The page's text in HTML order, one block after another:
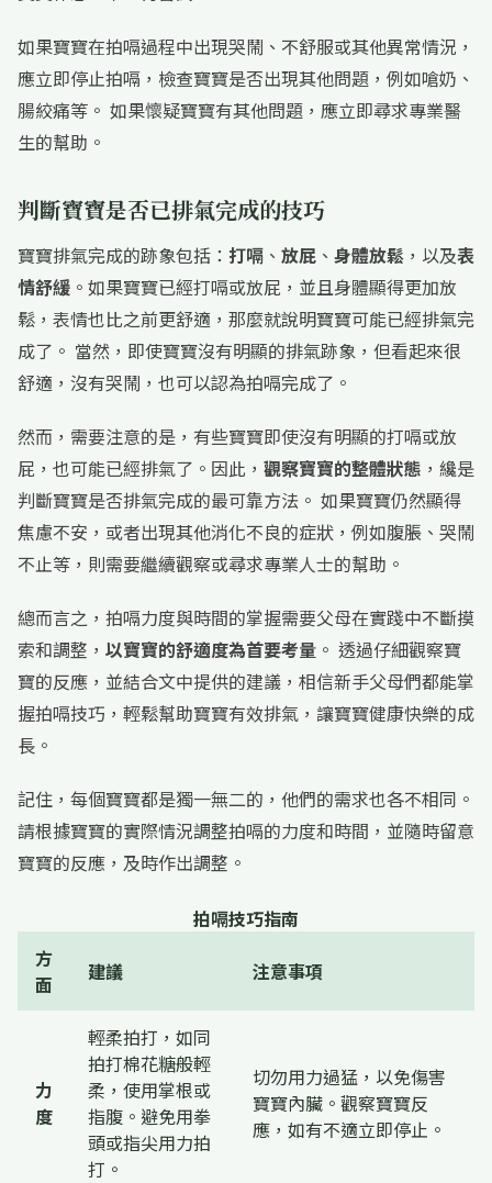
如果寶寶在拍嗝過程中出現哭鬧、不舒服或其他異常情況，
應立即停止拍嗝，檢查寶寶是否出現其他問題，例如嗆奶、
腸絞痛等。 如果懷疑寶寶有其他問題，應立即尋求專業醫
生的幫助。
判斷寶寶是否已排氣完成的技巧
寶寶排氣完成的跡象包括： 打嗝 、 放屁 、 身體放鬆 ，以及表
情舒緩 。如果寶寶已經打嗝或放屁，並且身體顯得更加放
鬆，表情也比之前更舒適，那麼就說明寶寶可能已經排氣完
成了。 當然，即使寶寶沒有明顯的排氣跡象，但看起來很
舒適，沒有哭鬧，也可以認為拍嗝完成了。
然而，需要注意的是，有些寶寶即使沒有明顯的打嗝或放
屁，也可能已經排氣了。因此， 觀察寶寶的整體狀態 ，纔是
判斷寶寶是否排氣完成的最可靠方法。 如果寶寶仍然顯得
焦慮不安，或者出現其他消化不良的症狀，例如腹脹、哭鬧
不止等，則需要繼續觀察或尋求專業人士的幫助。
總而言之，拍嗝力度與時間的掌握需要父母在實踐中不斷摸
索和調整， 以寶寶的舒適度為首要考量 。 透過仔細觀察寶
寶的反應，並結合文中提供的建議，相信新手父母們都能掌
握拍嗝技巧，輕鬆幫助寶寶有效排氣，讓寶寶健康快樂的成
長。
記住，每個寶寶都是獨一無二的，他們的需求也各不相同。
請根據寶寶的實際情況調整拍嗝的力度和時間，並隨時留意
寶寶的反應，及時作出調整。
拍嗝技巧指南
方
面
建議 注意事項
力
度
輕柔拍打，如同
拍打棉花糖般輕
柔，使用掌根或
指腹。避免用拳
頭或指尖用力拍
打。
切勿用力過猛，以免傷害
寶寶內臟。觀察寶寶反
應，如有不適立即停止。